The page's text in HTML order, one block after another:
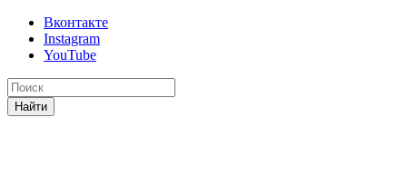
Вконтакте
Instagram
YouTube
Найти